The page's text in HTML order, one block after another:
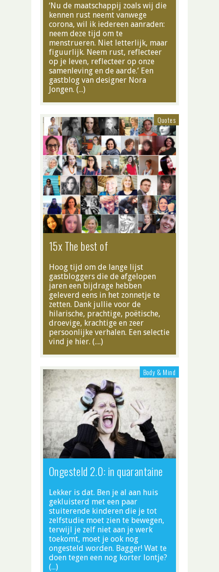
‘Nu de maatschappij zoals wij die
kennen rust neemt vanwege
corona, wil ik iedereen aanraden:
neem deze tijd om te
menstrueren. Niet letterlijk, maar
figuurlijk. Neem rust, reflecteer
op je leven, reflecteer op onze
samenleving en de aarde.’ Een
gastblog van designer Nora
Jongen. (…)
Quotes
15x The best of
Hoog tijd om de lange lijst
gastbloggers die de afgelopen
jaren een bijdrage hebben
geleverd eens in het zonnetje te
zetten. Dank jullie voor de
hilarische, prachtige, poëtische,
droevige, krachtige en zeer
persoonlijke verhalen. Een selectie
vind je hier. (….)
Body & Mind
Ongesteld 2.0: in quarantaine
Lekker is dat. Ben je al aan huis
gekluisterd met een paar
stuiterende kinderen die je tot
zelfstudie moet zien te bewegen,
terwijl je zelf niet aan je werk
toekomt, moet je ook nog
ongesteld worden. Bagger! Wat te
doen tegen een nog korter lontje?
(…)